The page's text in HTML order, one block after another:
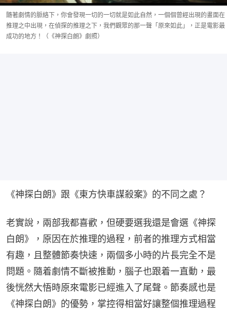
隨著劇情的脈絡下，你會發現一切的一切就是如此自然，一個個曾經出現的畫面在
推理之中出現，在偵探的推理之下，我們觀眾的那一聲「原來如此」，正是電影最
成功的地方！（《神探白朗》劇照）
《神探白朗》跟《東方快車謀殺案》的不同之處？
老實說，兩部我都喜歡，但硬要選我還是會選《神探
白朗》，原因在於推理的過程，前者的推理方式相當
有趣，且整體節奏快速，兩個多小時的片長完全不是
問題。隨着劇情不斷被推動，腦子也跟着一直動，最
後恍然大悟時原來電影已經進入了尾聲。節奏感也是
《神探白朗》的優勢，掌控得相當好讓整個推理過程